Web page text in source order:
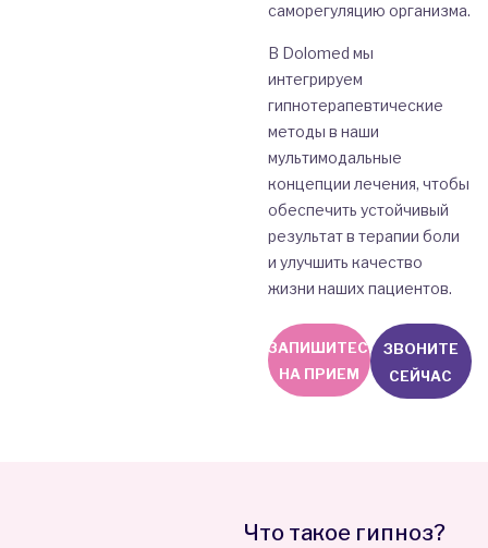
саморегуляцию организма.
В Dolomed мы
интегрируем
гипнотерапевтические
методы в наши
мультимодальные
концепции лечения, чтобы
обеспечить устойчивый
результат в терапии боли
и улучшить качество
жизни наших пациентов.
ЗАПИШИТЕСЬ
НА ПРИЕМ
ЗВОНИТЕ
СЕЙЧАС
Что такое гипноз?